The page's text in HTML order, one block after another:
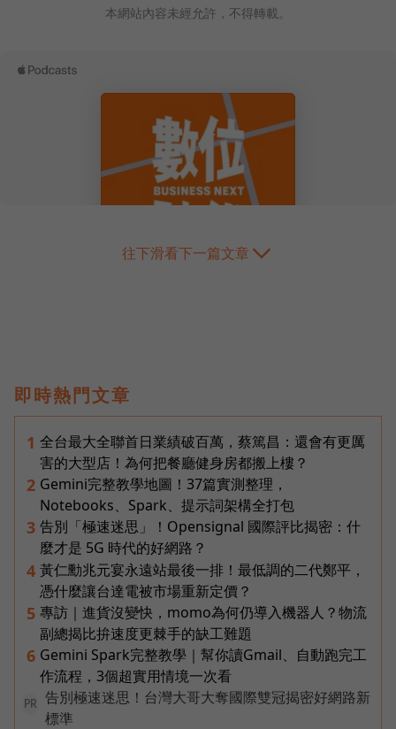
本網站內容未經允許，不得轉載。
往下滑看下一篇文章
即時熱門文章
1 全台最大全聯首日業績破百萬，蔡篤昌：還會有更厲
害的大型店！為何把餐廳健身房都搬上樓？
2 Gemini完整教學地圖！37篇實測整理，
Notebooks、Spark、提示詞架構全打包
3 告別「極速迷思」！Opensignal 國際評比揭密：什
麼才是 5G 時代的好網路？
4 黃仁勳兆元宴永遠站最後一排！最低調的二代鄭平，
憑什麼讓台達電被市場重新定價？
5 專訪｜進貨沒變快，momo為何仍導入機器人？物流
副總揭比拚速度更棘手的缺工難題
6 Gemini Spark完整教學｜幫你讀Gmail、自動跑完工
作流程，3個超實用情境一次看
PR
告別極速迷思！台灣大哥大奪國際雙冠揭密好網路新
標準